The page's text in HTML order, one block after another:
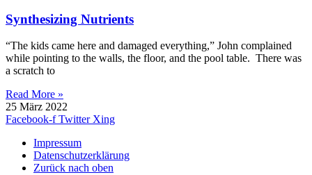
Synthesizing Nutrients
“The kids came here and damaged everything,” John complained
while pointing to the walls, the floor, and the pool table. There was
a scratch to
Read More »
25 März 2022
Facebook-f Twitter Xing
Impressum
Datenschutzerklärung
Zurück nach oben